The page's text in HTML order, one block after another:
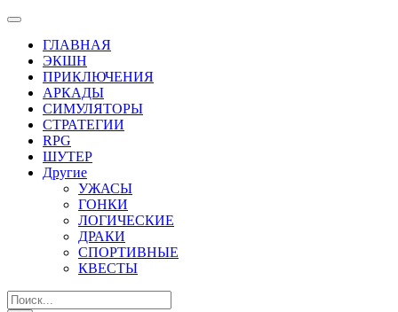
ГЛАВНАЯ
ЭКШН
ПРИКЛЮЧЕНИЯ
АРКАДЫ
СИМУЛЯТОРЫ
СТРАТЕГИИ
RPG
ШУТЕР
Другие
УЖАСЫ
ГОНКИ
ЛОГИЧЕСКИЕ
ДРАКИ
СПОРТИВНЫЕ
КВЕСТЫ